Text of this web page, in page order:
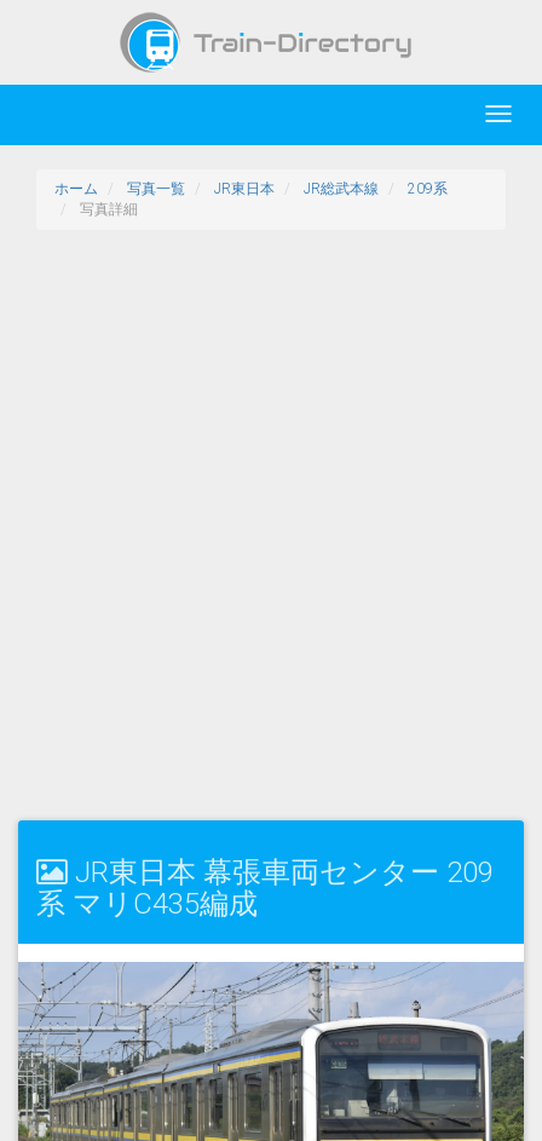
ホーム 写真一覧 JR東日本 JR総武本線
209系
写真詳細
JR東日本 幕張車両センター 209
系 マリC435編成